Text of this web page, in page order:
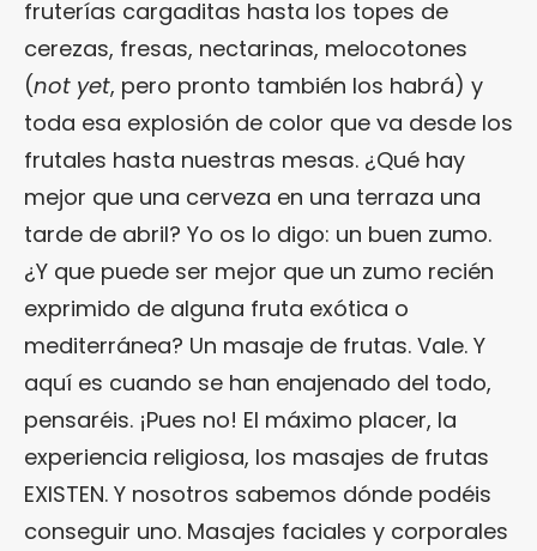
fruterías cargaditas hasta los topes de
cerezas, fresas, nectarinas, melocotones
(not yet, pero pronto también los habrá) y
toda esa explosión de color que va desde los
frutales hasta nuestras mesas. ¿Qué hay
mejor que una cerveza en una terraza una
tarde de abril? Yo os lo digo: un buen zumo.
¿Y que puede ser mejor que un zumo recién
exprimido de alguna fruta exótica o
mediterránea? Un masaje de frutas. Vale. Y
aquí es cuando se han enajenado del todo,
pensaréis. ¡Pues no! El máximo placer, la
experiencia religiosa, los masajes de frutas
EXISTEN. Y nosotros sabemos dónde podéis
conseguir uno. Masajes faciales y corporales